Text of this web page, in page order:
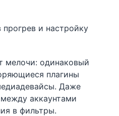
и настройку
мелочи: одинаковый
плагины
Даже
аккаунтами
в фильтры.